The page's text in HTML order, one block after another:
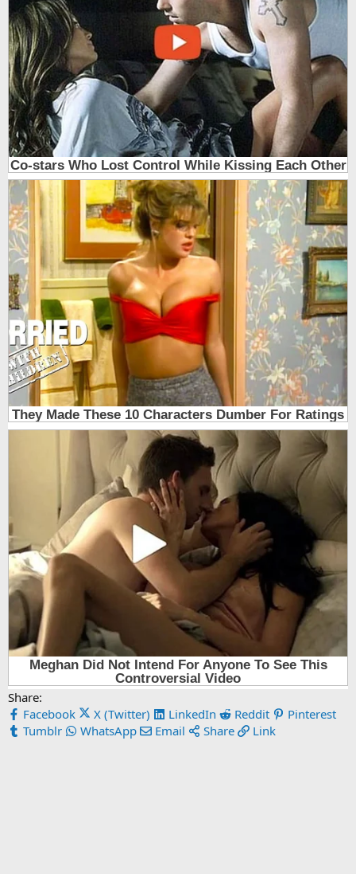
Share:
Facebook
X (Twitter) LinkedIn Reddit
Pinterest
Tumblr
WhatsApp Email Share Link